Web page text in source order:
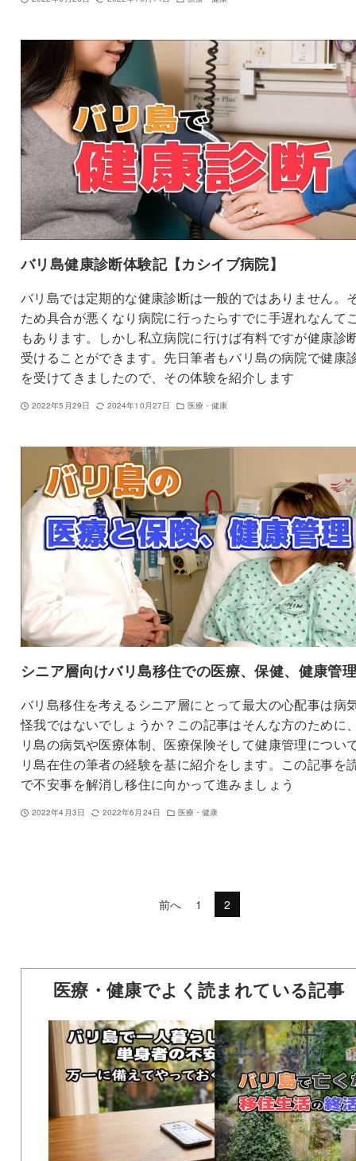
バリ島健康診断体験記【カシイブ病院】
バリ島では定期的な健康診断は一般的ではありません。
ため具合が悪くなり病院に行ったらすでに手遅れなんて
もあります。しかし私立病院に行けば有料ですが健康診
受けることができます。先日筆者もバリ島の病院で健康
を受けてきましたので、その体験を紹介します
2022年5月29日 2024年10月27日 医療・健康
シニア層向けバリ島移住での医療、保健、健康管
バリ島移住を考えるシニア層にとって最大の心配事は病
怪我ではないでしょうか？この記事はそんな方のために
リ島の病気や医療体制、医療保険そして健康管理につい
リ島在住の筆者の経験を基に紹介をします。この記事を
で不安事を解消し移住に向かって進みましょう
2022年4月3日 2022年6月24日 医療・健康
前へ 1 2
医療・健康でよく読まれている記事